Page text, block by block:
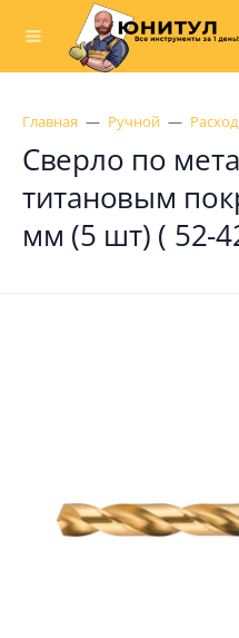
Главная Ручной
Сверло по
титановым
мм (5 шт) ( 52-